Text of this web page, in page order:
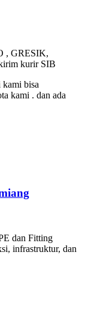
, GRESIK,
kurir SIB
kami bisa
kami . dan ada
dan Fitting
infrastruktur, dan